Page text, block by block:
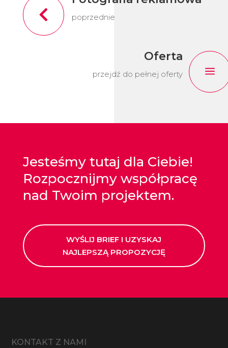
 poprzednie
a
Oferta
przejdź do pełnej oferty
Jesteśmy tutaj dla Ciebie!
Rozpocznijmy współpracę
nad Twoim projektem.
WYŚLIJ BRIEF I UZYSKAJ
NAJLEPSZĄ PROPOZYCJĘ
KONTAKT Z NAMI